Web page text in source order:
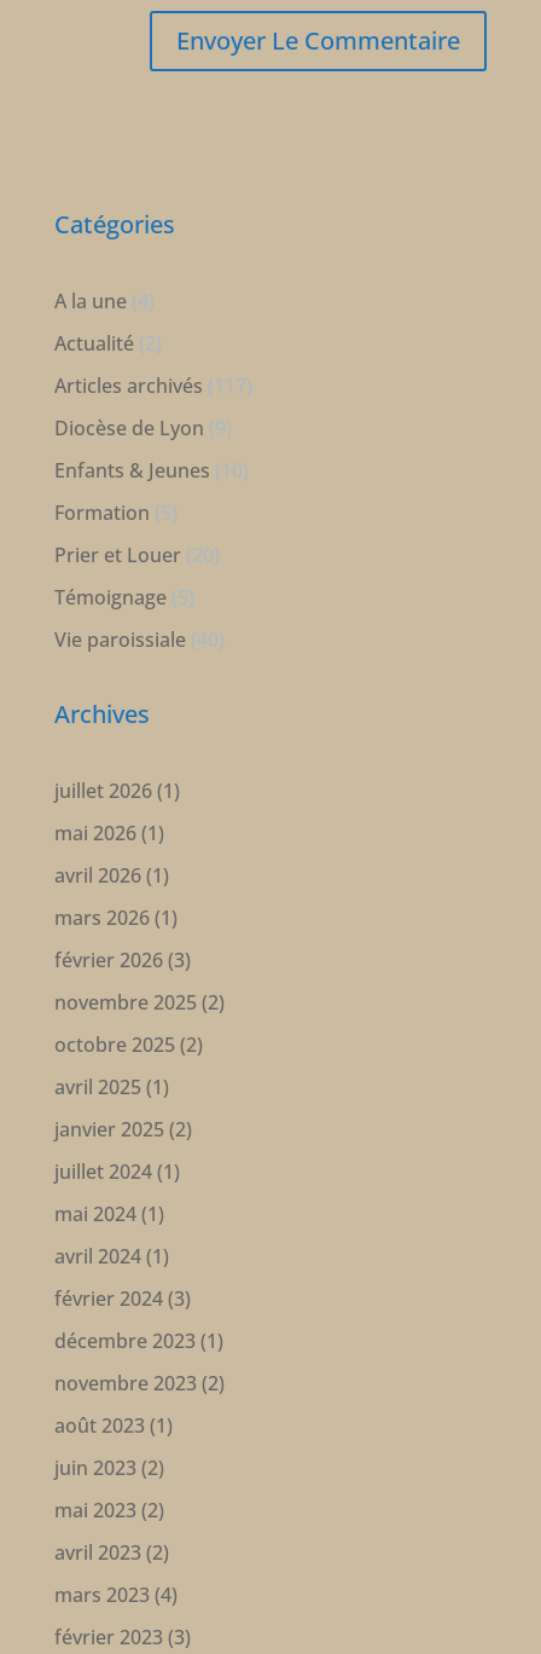
Catégories
A la une(4)
Actualité(2)
Articles archivés (117)
Diocèse de Lyon (9)
Enfants & Jeunes (10)
Formation (5)
Prier et Louer(20)
Témoignage(5)
Vie paroissiale(40)
Archives
juillet 2026(1)
mai 2026(1)
avril 2026(1)
mars 2026(1)
février 2026(3)
novembre 2025(2)
octobre 2025(2)
avril 2025(1)
janvier 2025(2)
juillet 2024(1)
mai 2024(1)
avril 2024(1)
février 2024(3)
décembre 2023(1)
novembre 2023(2)
août 2023(1)
juin 2023(2)
mai 2023(2)
avril 2023(2)
mars 2023(4)
février 2023(3)